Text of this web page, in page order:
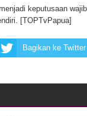
Craft Anniversary
Belum Hasil, Polisi
keputusaan
[TOPTvPapua]
Bagikan ke Twitter